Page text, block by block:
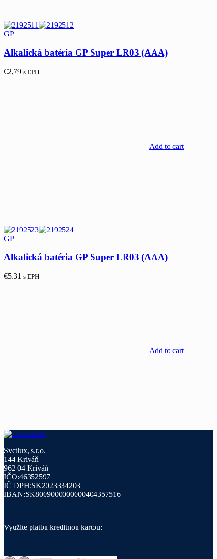
GP
Alkalická batéria GP Super LR03 (AAA)
€2,79 s DPH
Add to cart
GP
Alkalická batéria GP Super LR03 (AAA)
€5,31 s DPH
Add to cart
Svetlux, s.r.o.
144 Kriváň
962 04 Kriváň
IČO:46352597
IČ DPH:SK2023334203
IBAN:SK8009000000000404357516
Využite platbu kreditnou kartou: